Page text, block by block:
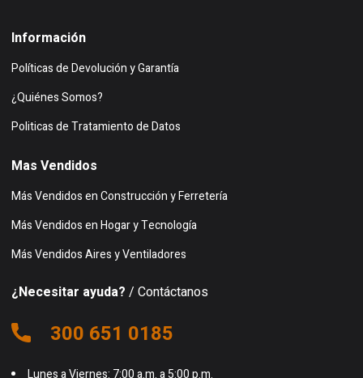
Información
Políticas de Devolución y Garantía
¿Quiénes Somos?
Politicas de Tratamiento de Datos
Mas Vendidos
Más Vendidos en Construcción y Ferretería
Más Vendidos en Hogar y Tecnología
Más Vendidos Aires y Ventiladores
¿Necesitar ayuda? / Contáctanos
300 651 0185
Lunes a Viernes: 7:00 a.m. a 5:00 p.m.